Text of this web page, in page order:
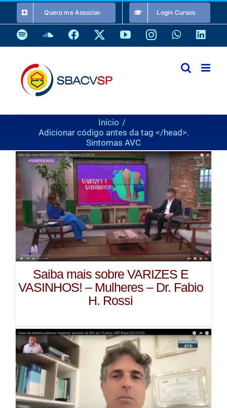
o
conteúdo
Quero me Associar Login Cursos
SpotifySoundCloud
Facebook YouTubeInstagramWhatsApp
Início
Adicionar código antes da tag </head>.
Sintomas AVC
Saiba mais sobre VARIZES E
VASINHOS! – Mulheres – Dr. Fabio
H. Rossi